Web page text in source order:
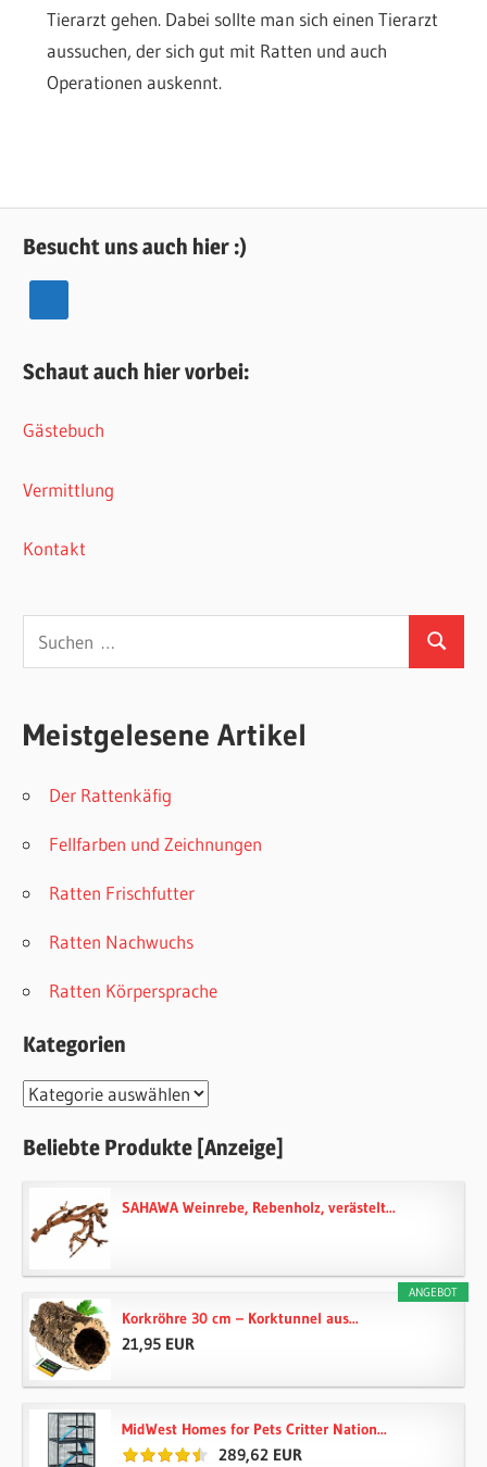
Tierarzt gehen. Dabei sollte man sich einen Tierarzt
aussuchen, der sich gut mit Ratten und auch
Operationen auskennt.
Besucht uns auch hier :)
Schaut auch hier vorbei:
Gästebuch
Vermittlung
Kontakt
Suchen
Meistgelesene Artikel
Der Rattenkäfig
Fellfarben und Zeichnungen
Ratten Frischfutter
Ratten Nachwuchs
Ratten Körpersprache
Kategorien
Kategorien
Beliebte Produkte [Anzeige]
SAHAWA Weinrebe, Rebenholz, verästelt...
ANGEBOT
Korkröhre 30 cm – Korktunnel aus...
21,95 EUR
MidWest Homes for Pets Critter Nation...
289,62 EUR